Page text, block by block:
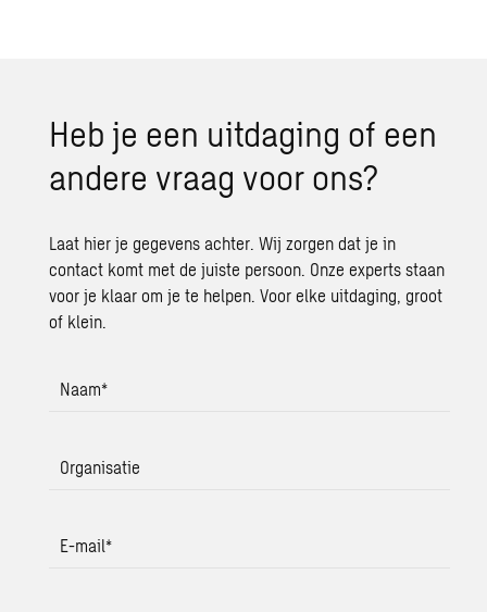
Heb je een uit­da­ging of een
an­de­re vraag voor ons?
Laat hier je gegevens achter. Wij zorgen dat je in
contact komt met de juiste persoon. Onze experts staan
voor je klaar om je te helpen. Voor elke uitdaging, groot
of klein.
Naam*
Organisatie
E-mail*